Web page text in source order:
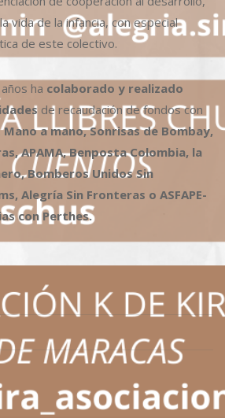
vida de la infancia, con especial
de este colectivo.
ha colaborado y realizado
de recaudación de fondos con
Mano a mano, Sonrisas de Bombay,
APAMA, Benposta Colombia, la
Bomberos Unidos Sin
Alegría Sin Fronteras o ASFAPE-
con Perthes.